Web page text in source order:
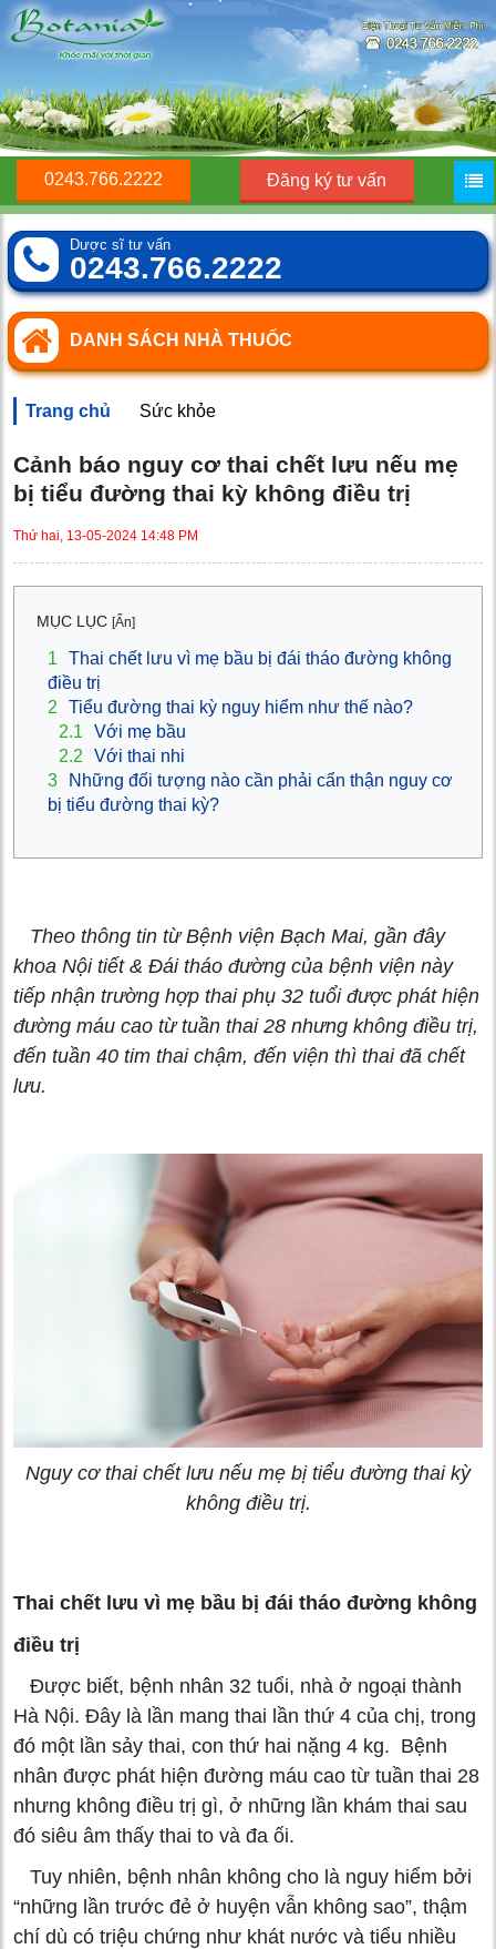
0243.766.2222 Đăng ký tư vấn
Dược sĩ tư vấn
0243.766.2222
DANH SÁCH NHÀ THUỐC
Trang chủ Sức khỏe
Cảnh báo nguy cơ thai chết lưu nếu mẹ
bị tiểu đường thai kỳ không điều trị
Thứ hai, 13-05-2024 14:48 PM
MỤC LỤC [Ẩn]
1
Thai chết lưu vì mẹ bầu bị đái tháo đường không
điều trị
2
Tiểu đường thai kỳ nguy hiểm như thế nào?
2.1
Với mẹ bầu
2.2
Với thai nhi
3
Những đối tượng nào cần phải cẩn thận nguy cơ
bị tiểu đường thai kỳ?
Theo thông tin từ Bệnh viện Bạch Mai, gần đây
khoa Nội tiết & Đái tháo đường của bệnh viện này
tiếp nhận trường hợp thai phụ 32 tuổi được phát hiện
đường máu cao từ tuần thai 28 nhưng không điều trị,
đến tuần 40 tim thai chậm, đến viện thì thai đã chết
lưu.
Nguy cơ thai chết lưu nếu mẹ bị tiểu đường thai kỳ
không điều trị.
Thai chết lưu vì mẹ bầu bị đái tháo đường không
điều trị
Được biết, bệnh nhân 32 tuổi, nhà ở ngoại thành
Hà Nội. Đây là lần mang thai lần thứ 4 của chị, trong
đó một lần sảy thai, con thứ hai nặng 4 kg. Bệnh
nhân được phát hiện đường máu cao từ tuần thai 28
nhưng không điều trị gì, ở những lần khám thai sau
đó siêu âm thấy thai to và đa ối.
Tuy nhiên, bệnh nhân không cho là nguy hiểm bởi
“những lần trước đẻ ở huyện vẫn không sao”, thậm
chí dù có triệu chứng như khát nước và tiểu nhiều